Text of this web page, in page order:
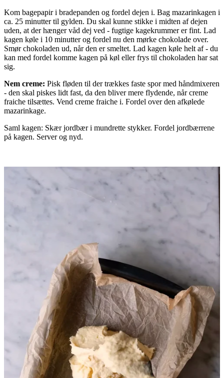
Kom bagepapir i bradepanden og fordel dejen i. Bag mazarinkagen i
ca. 25 minutter til gylden. Du skal kunne stikke i midten af dejen
uden, at der hænger våd dej ved - fugtige kagekrummer er fint. Lad
kagen køle i 10 minutter og fordel nu den mørke chokolade over.
Smør chokoladen ud, når den er smeltet. Lad kagen køle helt af - du
kan med fordel komme kagen på køl eller frys til chokoladen har sat
sig.
Nem creme: Pisk fløden til der trækkes faste spor med håndmixeren
- den skal piskes lidt fast, da den bliver mere flydende, når creme
fraiche tilsættes. Vend creme fraiche i. Fordel over den afkølede
mazarinkage.
Saml kagen: Skær jordbær i mundrette stykker. Fordel jordbærrene
på kagen. Server og nyd.